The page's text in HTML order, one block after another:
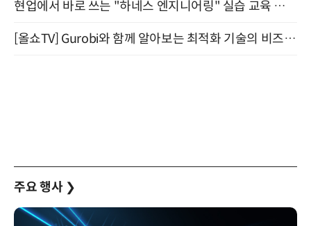
현업에서 바로 쓰는 "하네스 엔지니어링" 실습 교육 워크숍 8월 20일 개최
[올쇼TV] Gurobi와 함께 알아보는 최적화 기술의 비즈니스 활용 (8월 20일 생방송)
주요 행사 ❯